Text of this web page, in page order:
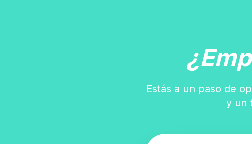
Estás a un paso de
y un